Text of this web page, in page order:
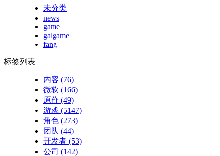
未分类
news
game
galgame
fang
标签列表
内容 (76)
微软 (166)
原价 (49)
游戏 (5147)
角色 (273)
团队 (44)
开发者 (53)
公司 (142)